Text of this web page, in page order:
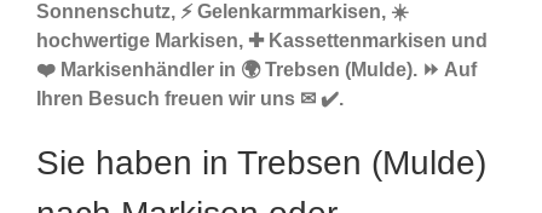
Sonnenschutz, ⚡ Gelenkarmmarkisen, ☀️
hochwertige Markisen, ✚ Kassettenmarkisen und
❤️ Markisenhändler in 🌍 Trebsen (Mulde). ⏩ Auf
Ihren Besuch freuen wir uns ✉ ✔️.
Sie haben in Trebsen (Mulde)